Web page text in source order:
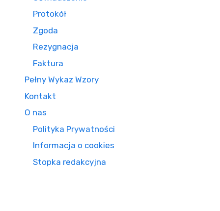
Protokół
Zgoda
Rezygnacja
Faktura
Pełny Wykaz Wzory
Kontakt
O nas
Polityka Prywatności
Informacja o cookies
Stopka redakcyjna